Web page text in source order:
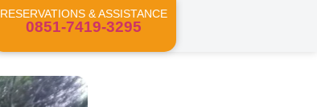
RESERVATIONS & ASSISTANCE
0851-7419-3295